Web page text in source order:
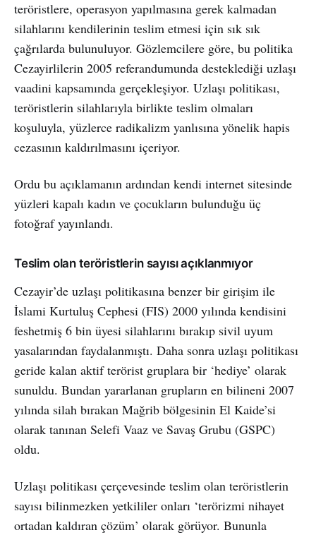
teröristlere, operasyon yapılmasına gerek kalmadan
silahlarını kendilerinin teslim etmesi için sık sık
çağrılarda bulunuluyor. Gözlemcilere göre, bu politika
Cezayirlilerin 2005 referandumunda desteklediği uzlaşı
vaadini kapsamında gerçekleşiyor. Uzlaşı politikası,
teröristlerin silahlarıyla birlikte teslim olmaları
koşuluyla, yüzlerce radikalizm yanlısına yönelik hapis
cezasının kaldırılmasını içeriyor.
Ordu bu açıklamanın ardından kendi internet sitesinde
yüzleri kapalı kadın ve çocukların bulunduğu üç
fotoğraf yayınlandı.
Teslim olan teröristlerin sayısı açıklanmıyor
Cezayir’de uzlaşı politikasına benzer bir girişim ile
İslami Kurtuluş Cephesi (FIS) 2000 yılında kendisini
feshetmiş 6 bin üyesi silahlarını bırakıp sivil uyum
yasalarından faydalanmıştı. Daha sonra uzlaşı politikası
geride kalan aktif terörist gruplara bir ‘hediye’ olarak
sunuldu. Bundan yararlanan grupların en bilineni 2007
yılında silah bırakan Mağrib bölgesinin El Kaide’si
olarak tanınan Selefi Vaaz ve Savaş Grubu (GSPC)
oldu.
Uzlaşı politikası çerçevesinde teslim olan teröristlerin
sayısı bilinmezken yetkililer onları ‘terörizmi nihayet
ortadan kaldıran çözüm’ olarak görüyor. Bununla